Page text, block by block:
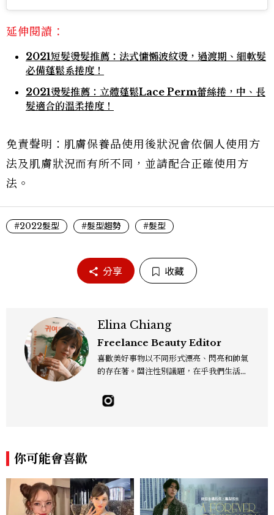
延伸閱讀：
2021短髮燙髮推薦：法式慵懶波紋燙，過渡期、細軟髮
必備蓬鬆系捲度！
2021燙髮推薦：立體蓬鬆Lace Perm蕾絲捲，中、長
髮適合的溫柔捲度！
免責聲明：肌膚保養品使用後狀況會依個人使用方
法及肌膚狀況而有所不同，並請配合正確使用方
法。
#2022髮型 #髮型趨勢 #髮型
分享 收藏
Elina Chiang
Freelance Beauty Editor
喜歡美好事物以不同形式漂亮、閃亮和帥氣
的存在著。關注性別議題，在乎我們生活的
民！Instagram：hanyunc／Contac
t：elina.chiang.work@gmail.com
你可能會喜歡